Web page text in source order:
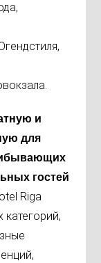
и
для
гостей
Riga